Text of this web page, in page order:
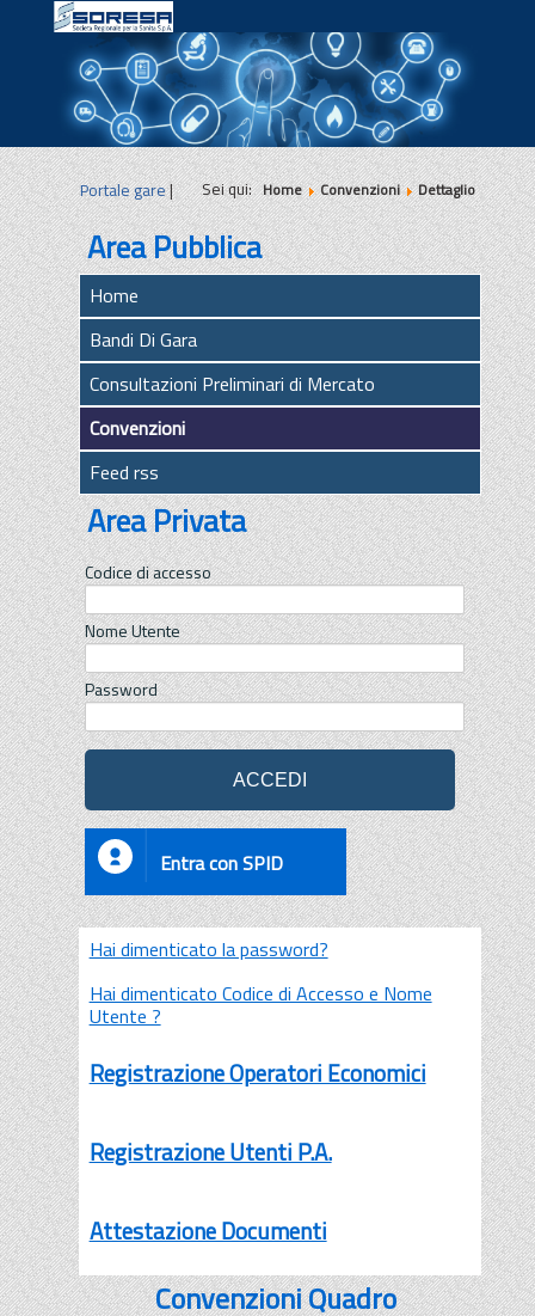
|||
Portale gare| Sei qui:Home Convenzioni Dettaglio
Area Pubblica
Home
Bandi Di Gara
Consultazioni Preliminari di Mercato
Convenzioni
Feed rss
Area Privata
Codice di accesso
Nome Utente
Password
Entra con SPID
Hai dimenticato la password?
Hai dimenticato Codice di Accesso e Nome
Utente ?
Registrazione Operatori Economici
Registrazione Utenti P.A.
Attestazione Documenti
Convenzioni Quadro